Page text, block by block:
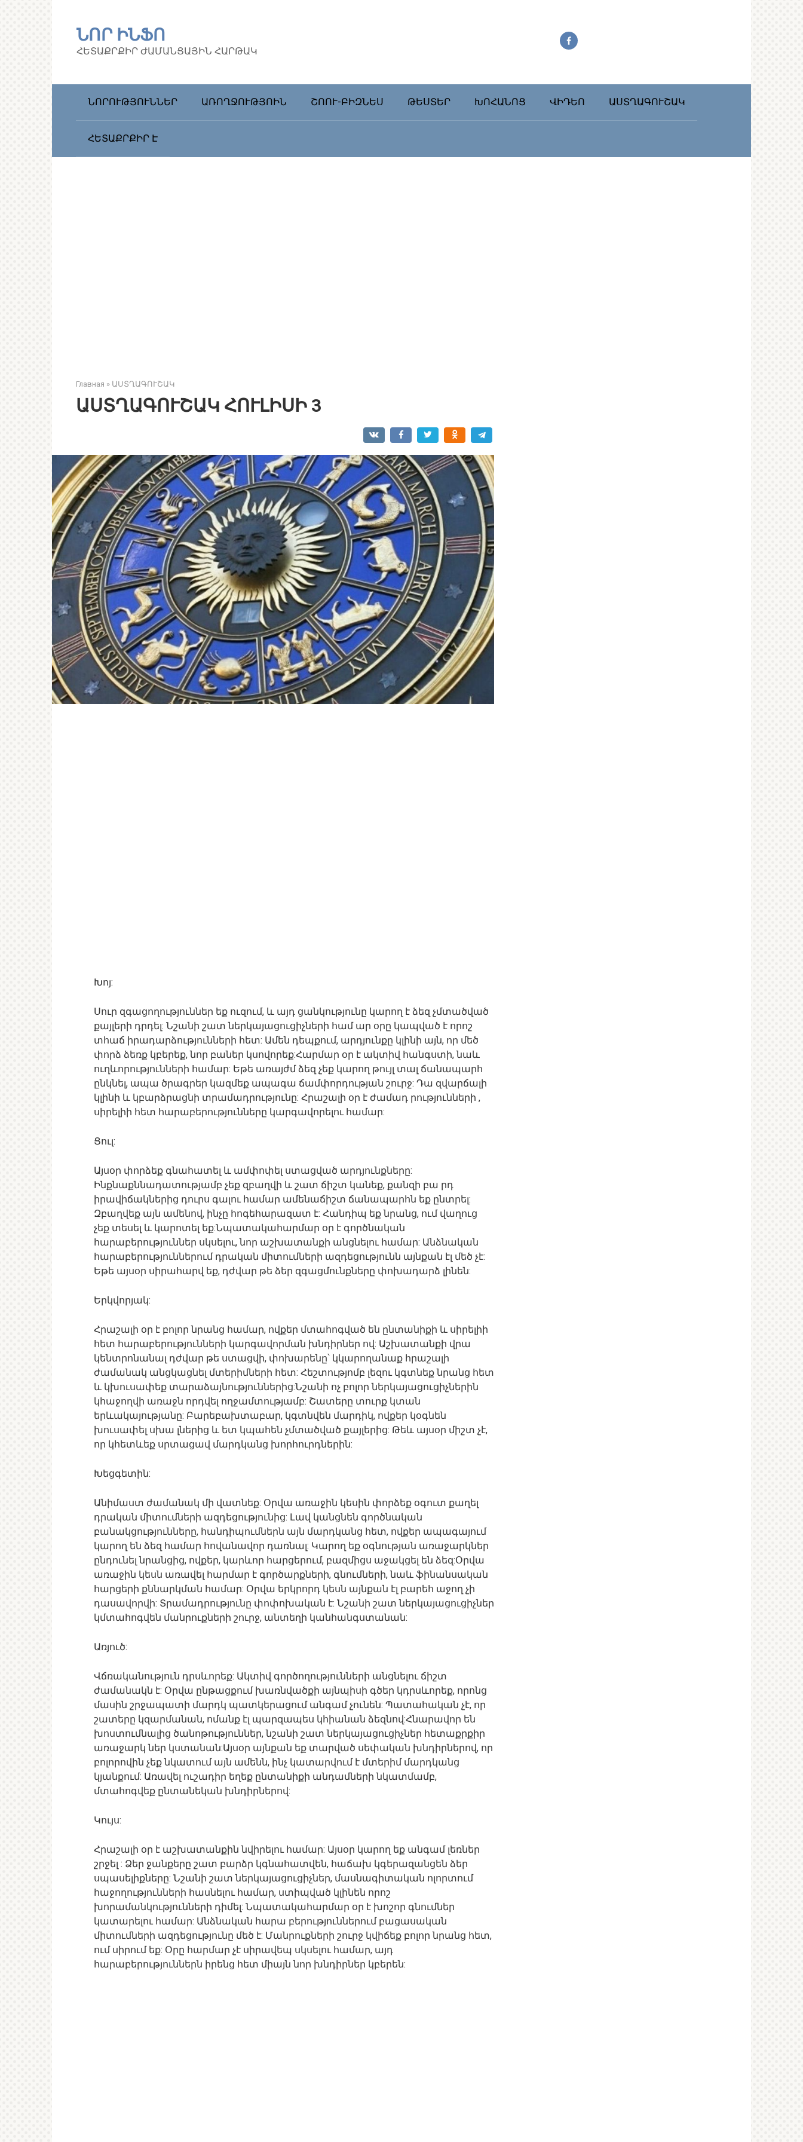
ՆՈՐ ԻՆՖՈ
ՀԵՏԱՔՐՔԻՐ ԺԱՄԱՆՑԱՅԻՆ ՀԱՐԹԱԿ
ՆՈՐՈՒԹՅՈՒՆՆԵՐ ԱՌՈՂՋՈՒԹՅՈԻՆ ՇՈՈՒ-ԲԻԶՆԵՍ ԹԵՍՏԵՐ ԽՈՀԱՆՈՑ ՎԻԴԵՈ ԱՍՏՂԱԳՈՒՇԱԿ
ՀԵՏԱՔՐՔԻՐ Է
Главная » ԱՍՏՂԱԳՈՒՇԱԿ
ԱՍՏՂԱԳՈՒՇԱԿ ՀՈՒԼԻՍԻ 3
Խոյ:
Սուր զգացողություններ եք ուզում, և այդ ցանկությունը կարող է ձեզ չմտածված
քայլերի դրդել: Նշանի շատ ներկայացուցիչների համ ար օրը կապված է որոշ
տհաճ իրադարձությունների հետ: Ամեն դեպքում, արդյունքը կլինի այն, որ մեծ
փորձ ձեռք կբերեք, նոր բաներ կսովորեք:Հարմար օր է ակտիվ հանգստի, նաև
ուղևորությունների համար: Եթե առայժմ ձեզ չեք կարող թույլ տալ ճանապարհ
ընկնել, ապա ծրագրեր կազմեք ապագա ճամփորդության շուրջ: Դա զվարճալի
կլինի և կբարձրացնի տրամադրությունը: Հրաշալի օր է ժամադ րությունների ,
սիրելիի հետ հարաբերությունները կարգավորելու համար:
Ցուլ:
Այսօր փորձեք գնահատել և ամփոփել ստացված արդյունքները:
Ինքնաքննադատությամբ չեք զբաղվի և շատ ճիշտ կանեք, քանզի բա րդ
իրավիճակներից դուրս գալու համար ամենաճիշտ ճանապարհն եք ընտրել:
Զբաղվեք այն ամենով, ինչը հոգեհարազատ է: Հանդիպ եք նրանց, ում վաղուց
չեք տեսել և կարոտել եք:Նպատակահարմար օր է գործնական
հարաբերություններ սկսելու, նոր աշխատանքի անցնելու համար: Անձնական
հարաբերություններում դրական միտումների ազդեցությունն այնքան էլ մեծ չէ:
Եթե այսօր սիրահարվ եք, դժվար թե ձեր զգացմունքները փոխադարձ լինեն:
Երկվորյակ:
Հրաշալի օր է բոլոր նրանց համար, ովքեր մտահոգված են ընտանիքի և սիրելիի
հետ հարաբերությունների կարգավորման խնդիրներ ով: Աշխատանքի վրա
կենտրոնանալ դժվար թե ստացվի, փոխարենը՝ կկարողանաք հրաշալի
ժամանակ անցկացնել մտերիմների հետ: Հեշտությոմբ լեզու կգտնեք նրանց հետ
և կխուսափեք տարաձայնություններից:Նշանի ոչ բոլոր ներկայացուցիչներին
կհաջողվի առաջն որդվել ողջամտությամբ: Շատերը տուրք կտան
երևակայությանը: Բարեբախտաբար, կգտնվեն մարդիկ, ովքեր կօգնեն
խուսափել սխա լներից և ետ կպահեն չմտածված քայլերից: Թեև այսօր միշտ չէ,
որ կհետևեք սրտացավ մարդկանց խորհուրդներին:
Խեցգետին:
Անիմաստ ժամանակ մի վատնեք: Օրվա առաջին կեսին փորձեք օգուտ քաղել
դրական միտումների ազդեցությունից: Լավ կանցնեն գործնական
բանակցությունները, հանդիպումներն այն մարդկանց հետ, ովքեր ապագայում
կարող են ձեզ համար հովանավոր դառնալ: Կարող եք օգնության առաջարկներ
ընդունել նրանցից, ովքեր, կարևոր հարցերում, բազմիցս աջակցել են ձեզ:Օրվա
առաջին կեսն առավել հարմար է գործարքների, գնումների, նաև ֆինանսական
հարցերի քննարկման համար: Օրվա երկրորդ կեսն այնքան էլ բարեհ աջող չի
դասավորվի: Տրամադրությունը փոփոխական է: Նշանի շատ ներկայացուցիչներ
կմտահոգվեն մանրուքների շուրջ, անտեղի կանհանգստանան:
Առյուծ:
Վճռականություն դրսևորեք: Ակտիվ գործողությունների անցնելու ճիշտ
ժամանակն է: Օրվա ընթացքում խառնվածքի այնպիսի գծեր կդրսևորեք, որոնց
մասին շրջապատի մարդկ պատկերացում անգամ չունեն: Պատահական չէ, որ
շատերը կզարմանան, ոմանք էլ պարզապես կհիանան ձեզնով:Հնարավոր են
խոստումնալից ծանոթություններ, նշանի շատ ներկայացուցիչներ հետաքրքիր
առաջարկ ներ կստանան:Այսօր այնքան եք տարված սեփական խնդիրներով, որ
բոլորովին չեք նկատում այն ամենն, ինչ կատարվում է մտերիմ մարդկանց
կյանքում: Առավել ուշադիր եղեք ընտանիքի անդամների նկատմամբ,
մտահոգվեք ընտանեկան խնդիրներով:
Կույս:
Հրաշալի օր է աշխատանքին նվիրելու համար: Այսօր կարող եք անգամ լեռներ
շրջել : Ձեր ջանքերը շատ բարձր կգնահատվեն, հաճախ կգերազանցեն ձեր
սպասելիքները: Նշանի շատ ներկայացուցիչներ, մասնագիտական ոլորտում
հաջողությունների հասնելու համար, ստիպված կլինեն որոշ
խորամանկությունների դիմել: Նպատակահարմար օր է խոշոր գնումներ
կատարելու համար: Անձնական հարա բերություններում բացասական
միտումների ազդեցությունը մեծ է: Մանրուքների շուրջ կվիճեք բոլոր նրանց հետ,
ում սիրում եք: Օրը հարմար չէ սիրավեպ սկսելու համար, այդ
հարաբերություններն իրենց հետ միայն նոր խնդիրներ կբերեն: